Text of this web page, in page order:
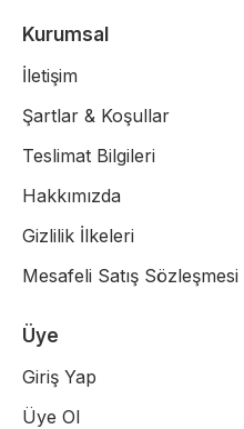
Kurumsal
İletişim
Şartlar & Koşullar
Teslimat Bilgileri
Hakkımızda
Gizlilik İlkeleri
Mesafeli Satış Sözleşmesi
Üye
Giriş Yap
Üye Ol